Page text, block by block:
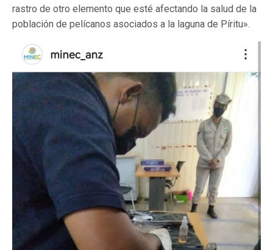
rastro de otro elemento que esté afectando la salud de la
población de pelícanos asociados a la laguna de Píritu».